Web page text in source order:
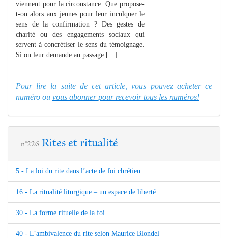
viennent pour la circonstance. Que propose-
t-on alors aux jeunes pour leur inculquer le
sens de la confirmation ? Des gestes de
charité ou des engagements sociaux qui
servent à concrétiser le sens du témoignage.
Si on leur demande au passage [...]
Pour lire la suite de cet article, vous pouvez acheter ce
numéro ou vous abonner pour recevoir tous les numéros!
n°226 Rites et ritualité
5 - La loi du rite dans l’acte de foi chrétien
16 - La ritualité liturgique – un espace de liberté
30 - La forme rituelle de la foi
40 - L’ambivalence du rite selon Maurice Blondel